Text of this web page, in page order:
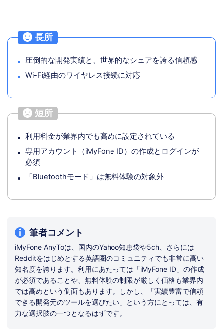
長所
圧倒的な開発実績と、世界的なシェアを誇る信頼感
Wi-Fi経由のワイヤレス接続に対応
短所
利用料金が業界内でも高めに設定されている
専用アカウント（iMyFone ID）の作成とログインが
必須
「Bluetoothモード」は無料体験の対象外
筆者コメント
iMyFone AnyToは、国内のYahoo知恵袋や5ch、さらには
Redditをはじめとする英語圏のコミュニティでも非常に高い
知名度を誇ります。利用にあたっては「iMyFone ID」の作成
が必須であることや、無料体験の制限が厳しく価格も業界内
では高めという側面もあります。しかし、「実績豊富で信頼
できる開発元のツールを選びたい」という方にとっては、有
力な選択肢の一つとなるはずです。